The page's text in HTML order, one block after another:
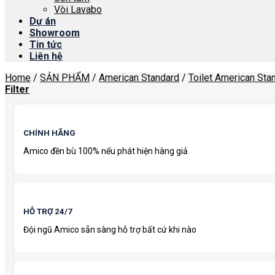
Vòi Lavabo
Dự án
Showroom
Tin tức
Liên hệ
Home / SẢN PHẨM / American Standard / Toilet American
Filter
CHÍNH HÃNG
Amico đền bù 100% nếu phát hiện hàng giả
HỖ TRỢ 24/7
Đội ngũ Amico sẵn sàng hỗ trợ bất cứ khi nào